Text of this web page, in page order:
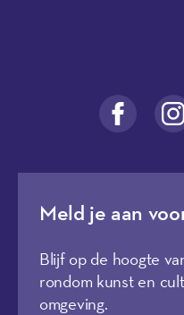
Meld je aan
Blijf op de hoogte
rondom kunst en
omgeving.